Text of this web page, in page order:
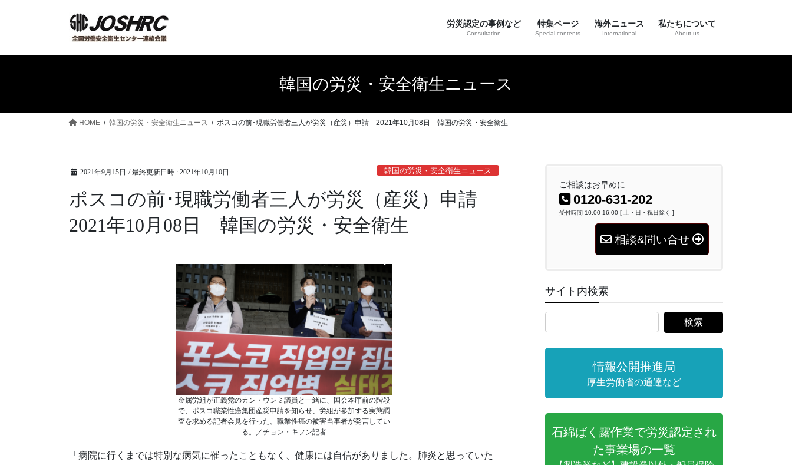
労災認定の事例など
Consultation
特集ページ
Special contents
海外ニュース
International
私たちについて
About us
韓国の労災・安全衛生ニュース
HOME 韓国の労災・安全衛生ニュース ポスコの前･現職労働者三人が労災（産災）申請 2021年10月08日 韓国の労災・安全衛生
2021年9月15日 / 最終更新日時 : 2021年10月10日 韓国の労災・安全衛生ニュース
ポスコの前･現職労働者三人が労災（産災）申請
2021年10月08日 韓国の労災・安全衛生
金属労組が正義党のカン・ウンミ議員と一緒に、国会本庁前の階段
で、ポスコ職業性癌集団産災申請を知らせ、労組が参加する実態調
査を求める記者会見を行った。職業性癌の被害当事者が発言してい
る。／チョン・キフン記者
「病院に行くまでは特別な病気に罹ったこともなく、健康には自信がありました。肺炎と思っていた
ご相談はお早めに
0120-631-202
受付時間 10:00-16:00 [ 土・日・祝日除く ]
相談&問い合せ
サイト内検索
情報公開推進局
厚生労働省の通達など
石綿ばく露作業で労災認定され
た事業場の一覧